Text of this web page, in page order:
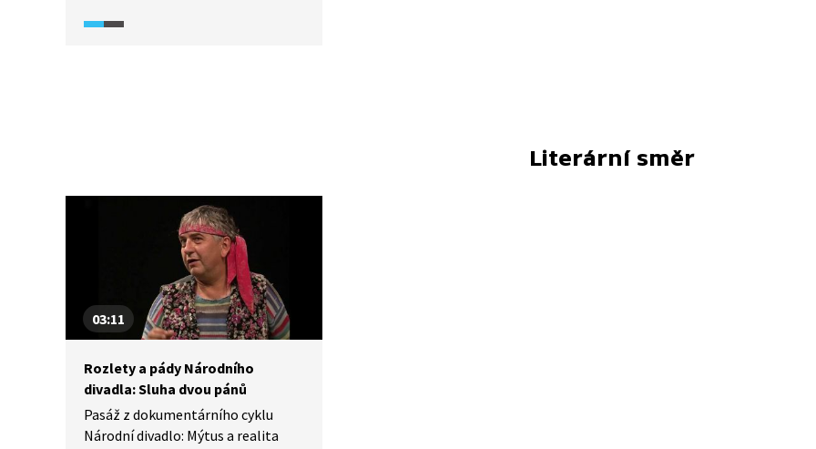
činohry byli režiséři Ivan Rajmont
Literární směr
03:11
Rozlety a pády Národního
divadla: Sluha dvou pánů
Pasáž z dokumentárního cyklu
Národní divadlo: Mýtus a realita